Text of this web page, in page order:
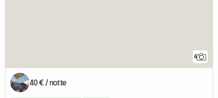
6
40 € / notte